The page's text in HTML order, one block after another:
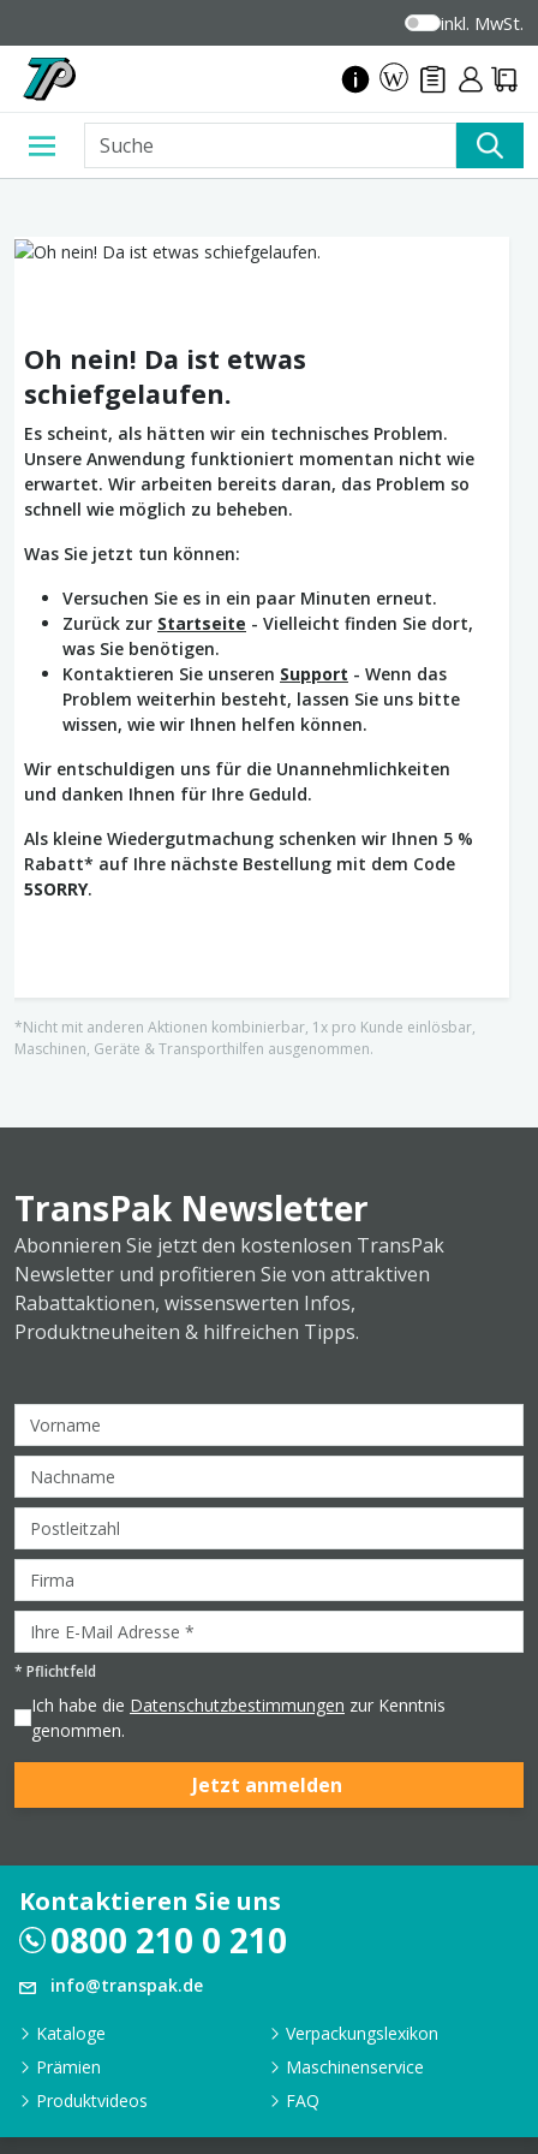
inkl. MwSt.
Oh nein! Da ist etwas
schiefgelaufen.
Es scheint, als hätten wir ein technisches Problem.
Unsere Anwendung funktioniert momentan nicht wie
erwartet. Wir arbeiten bereits daran, das Problem so
schnell wie möglich zu beheben.
Was Sie jetzt tun können:
Versuchen Sie es in ein paar Minuten erneut.
Zurück zur Startseite - Vielleicht finden Sie dort,
was Sie benötigen.
Kontaktieren Sie unseren Support - Wenn das
Problem weiterhin besteht, lassen Sie uns bitte
wissen, wie wir Ihnen helfen können.
Wir entschuldigen uns für die Unannehmlichkeiten
und danken Ihnen für Ihre Geduld.
Als kleine Wiedergutmachung schenken wir Ihnen 5 %
Rabatt* auf Ihre nächste Bestellung mit dem Code
5SORRY.
*Nicht mit anderen Aktionen kombinierbar, 1x pro Kunde einlösbar,
Maschinen, Geräte & Transporthilfen ausgenommen.
TransPak Newsletter
Abonnieren Sie jetzt den kostenlosen TransPak
Newsletter und profitieren Sie von attraktiven
Rabattaktionen, wissenswerten Infos,
Produktneuheiten & hilfreichen Tipps.
* Pflichtfeld
Ich habe die Datenschutzbestimmungen zur Kenntnis
genommen.
Jetzt anmelden
Kontaktieren Sie uns
0800 210 0 210
info@transpak.de
Kataloge
Verpackungslexikon
Prämien
Maschinenservice
Produktvideos
FAQ